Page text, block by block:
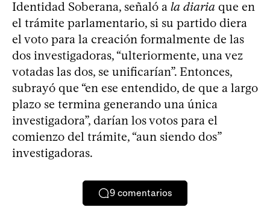
Identidad Soberana, señaló a la diaria que en
el trámite parlamentario, si su partido diera
el voto para la creación formalmente de las
dos investigadoras, “ulteriormente, una vez
votadas las dos, se unificarían”. Entonces,
subrayó que “en ese entendido, de que a largo
plazo se termina generando una única
investigadora”, darían los votos para el
comienzo del trámite, “aun siendo dos”
investigadoras.
9 comentarios